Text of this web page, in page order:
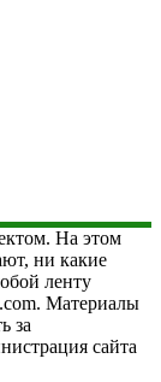
На этом
ни какие
ленту
Материалы
за
сайта